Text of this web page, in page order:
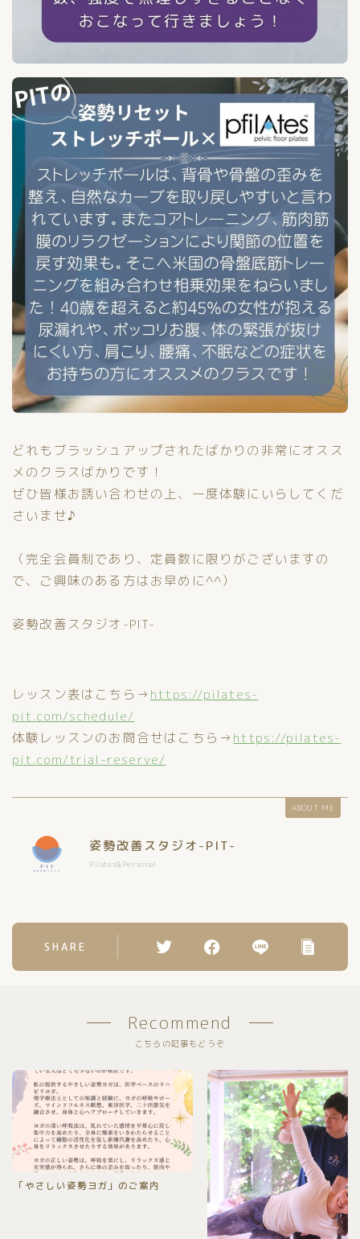
どれもブラッシュアップされたばかりの非常にオスス
メのクラスばかりです！
ぜひ皆様お誘い合わせの上、一度体験にいらしてくだ
さいませ♪
（完全会員制であり、定員数に限りがございますの
で、ご興味のある方はお早めに^^）
姿勢改善スタジオ-PIT-
レッスン表はこちら→ https://pilates-
pit.com/schedule/
体験レッスンのお問合せはこちら→ https://pilates-
pit.com/trial-reserve/
ABOUT ME
姿勢改善スタジオ-PIT-
Pilates&Personal
SHARE
Recommend
こちらの記事もどうぞ
「やさしい姿勢ヨガ」のご案内